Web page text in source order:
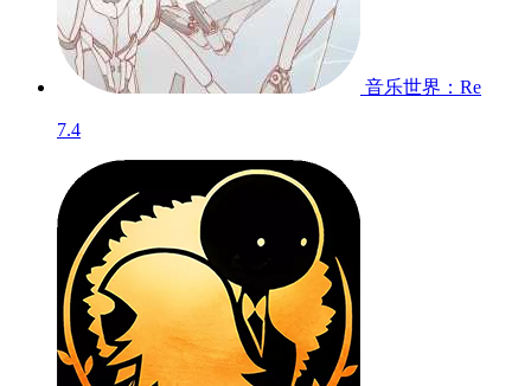
音乐世界：Re
7.4